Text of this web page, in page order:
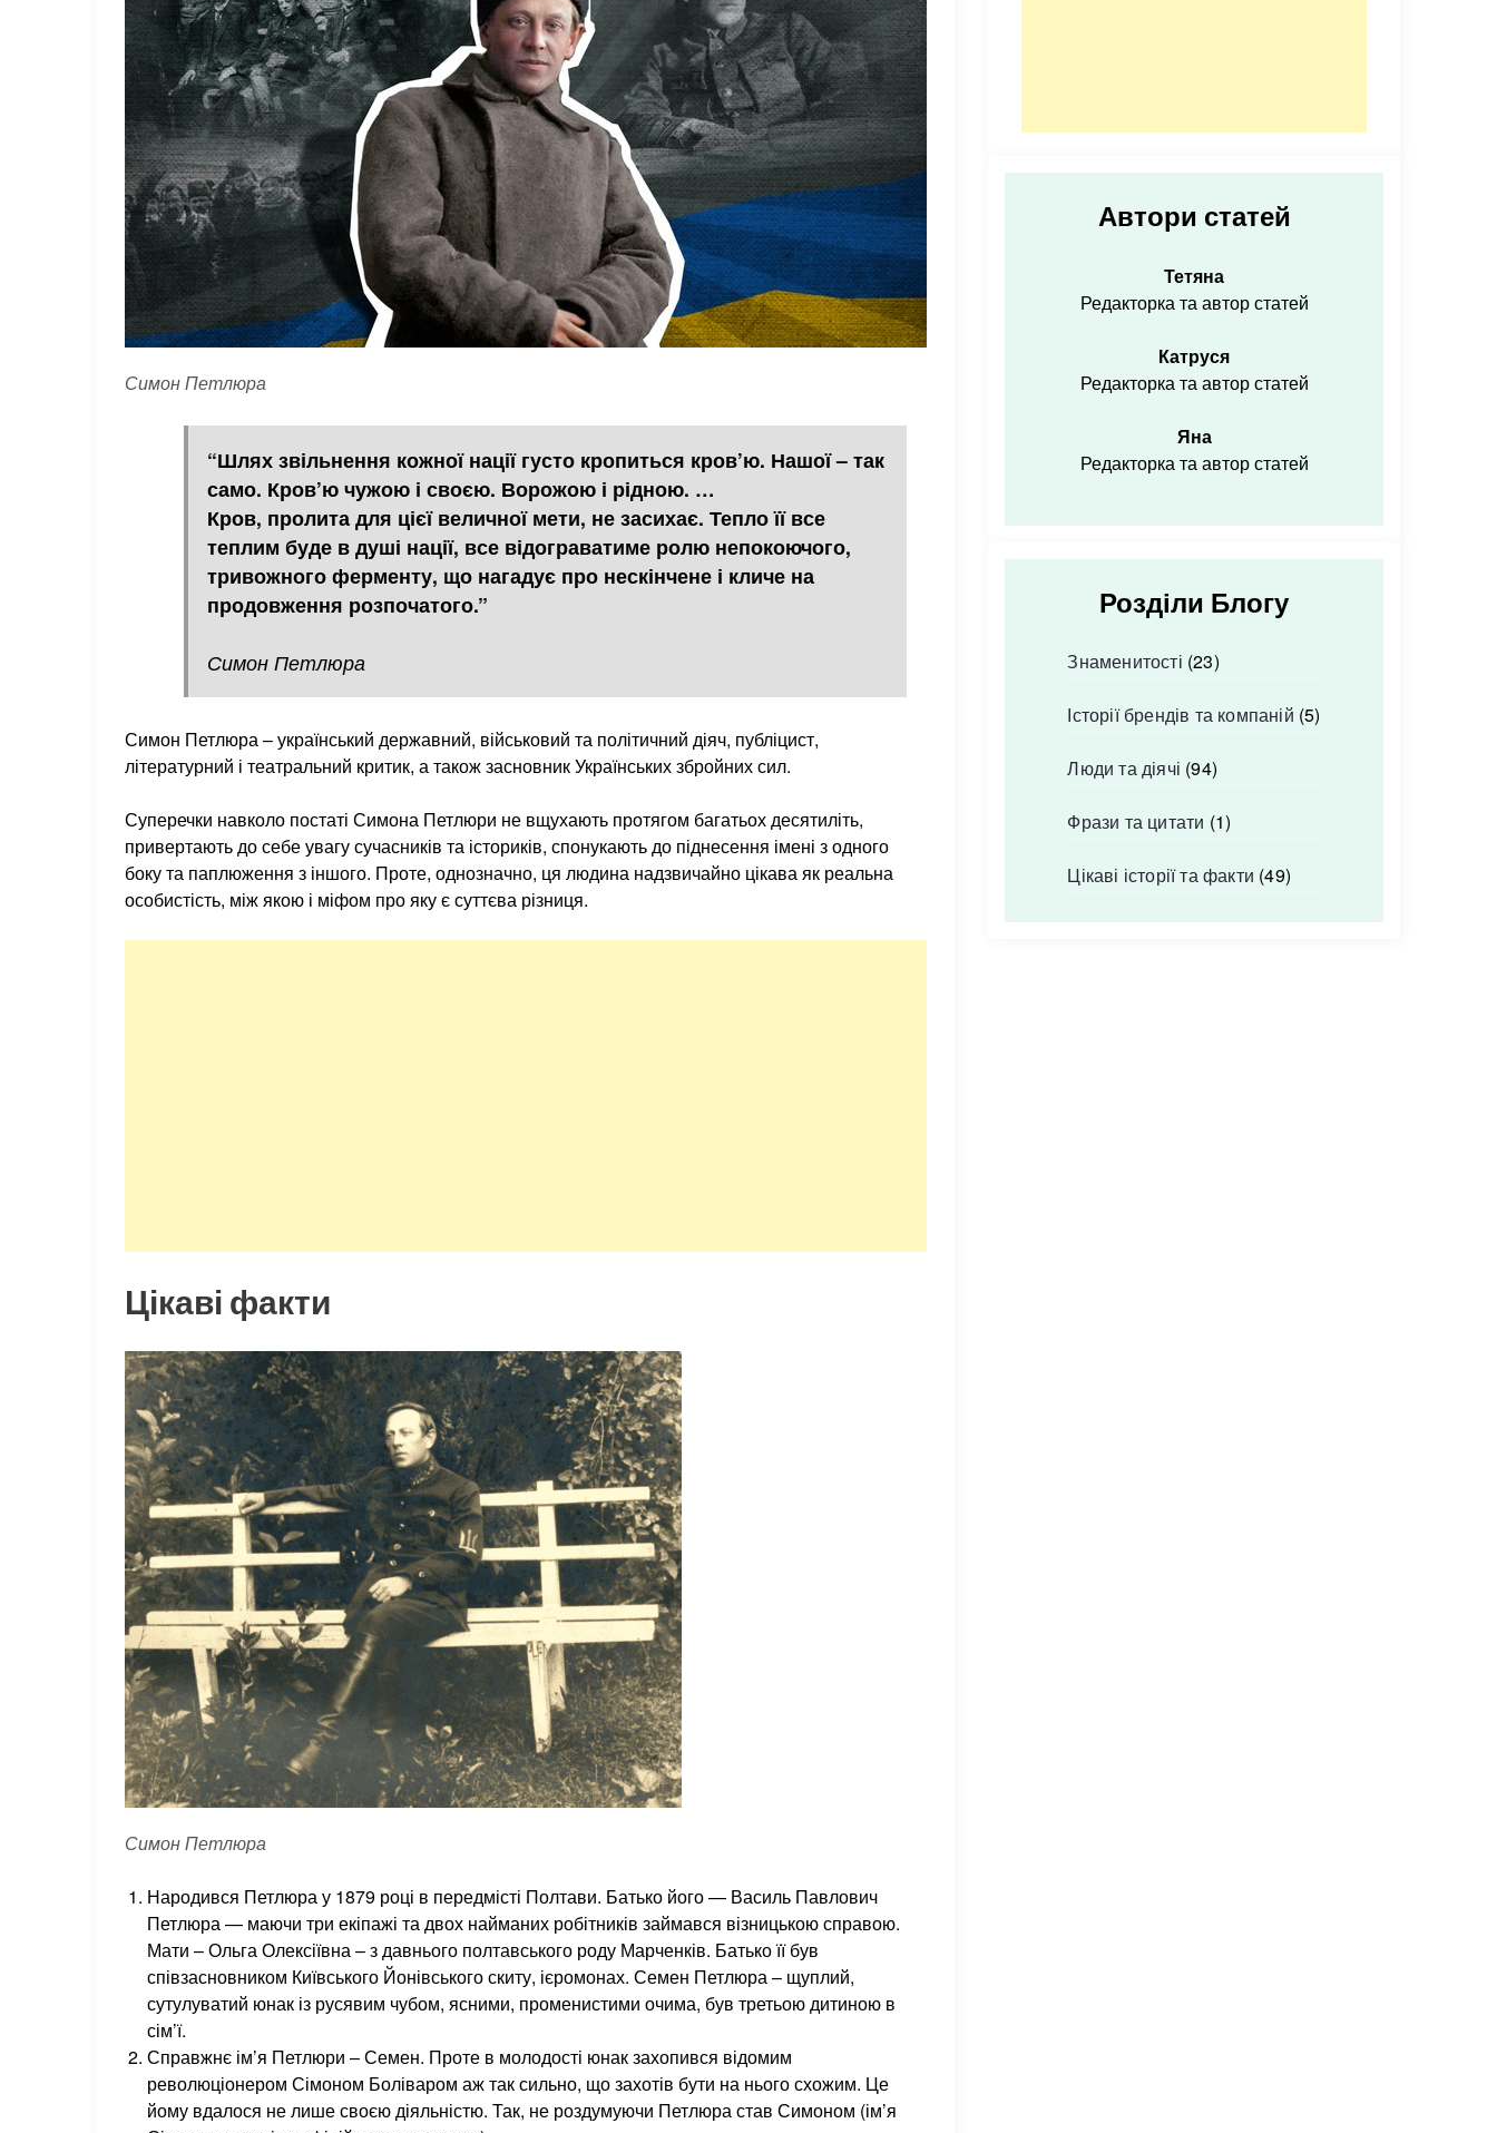
Симон Петлюра
“Шлях звільнення кожної нації густо кропиться кров’ю. Нашої – так
само. Кров’ю чужою і своєю. Ворожою і рідною. …
Кров, пролита для цієї величної мети, не засихає. Тепло її все
теплим буде в душі нації, все відограватиме ролю непокоючого,
тривожного ферменту, що нагадує про нескінчене і кличе на
продовження розпочатого.”
Симон Петлюра
Симон Петлюра – український державний, військовий та політичний діяч, публіцист,
літературний і театральний критик, а також засновник Українських збройних сил.
Суперечки навколо постаті Симона Петлюри не вщухають протягом багатьох десятиліть,
привертають до себе увагу сучасників та істориків, спонукають до піднесення імені з одного
боку та паплюження з іншого. Проте, однозначно, ця людина надзвичайно цікава як реальна
особистість, між якою і міфом про яку є суттєва різниця.
Цікаві факти
Симон Петлюра
Народився Петлюра у 1879 році в передмісті Полтави. Батько його — Василь Павлович
Петлюра — маючи три екіпажі та двох найманих робітників займався візницькою справою.
Мати – Ольга Олексіївна – з давнього полтавського роду Марченків. Батько її був
співзасновником Київського Йонівського скиту, ієромонах. Семен Петлюра – щуплий,
сутулуватий юнак із русявим чубом, ясними, променистими очима, був третьою дитиною в
сім’ї.
Справжнє ім’я Петлюри – Семен. Проте в молодості юнак захопився відомим
революціонером Сімоном Боліваром аж так сильно, що захотів бути на нього схожим. Це
йому вдалося не лише своєю діяльністю. Так, не роздумуючи Петлюра став Симоном (ім’я
Автори статей
Тетяна
Редакторка та автор статей
Катруся
Редакторка та автор статей
Яна
Редакторка та автор статей
Розділи Блогу
Знаменитості (23)
Історії брендів та компаній (5)
Люди та діячі (94)
Фрази та цитати (1)
Цікаві історії та факти (49)